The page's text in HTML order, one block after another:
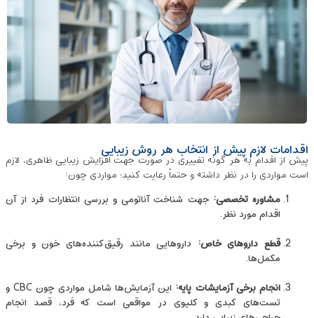
اقدامات لازم پیش از انتخاب هر روش زیبایی
پیش از اقدام به هر گونه تغییری در صورت جهت افزایش زیبایی ظاهری، لازم
است مواردی را در نظر داشته و حتماً رعایت کنید؛ مواردی چون:
مشاوره تخصصی: جهت شناخت آناتومی و بررسی انتظارات فرد از آن
اقدام مورد نظر.
قطع داروهای خاص: داروهایی مانند رقیق‌کننده‌های خون و برخی
مکمل‌ها.
انجام برخی آزمایشات پایه:
این آزمایش‌ها شامل مواردی چون CBC و
تست‌های کبدی و کلیوی در مواقعی است که فرد، قصد انجام